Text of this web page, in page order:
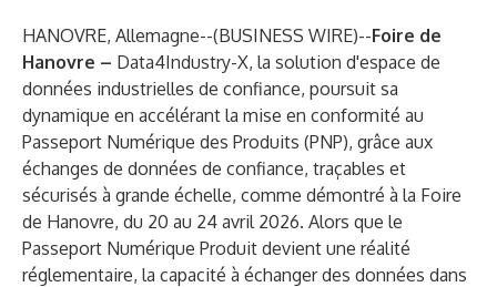
HANOVRE, Allemagne--(BUSINESS WIRE)--Foire de
Hanovre – Data4Industry-X, la solution d'espace de
données industrielles de confiance, poursuit sa
dynamique en accélérant la mise en conformité au
Passeport Numérique des Produits (PNP), grâce aux
échanges de données de confiance, traçables et
sécurisés à grande échelle, comme démontré à la Foire
de Hanovre, du 20 au 24 avril 2026. Alors que le
Passeport Numérique Produit devient une réalité
réglementaire, la capacité à échanger des données dans